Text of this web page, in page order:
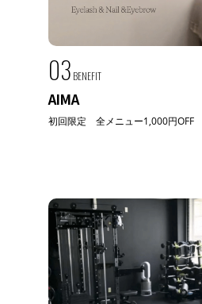
03 BENEFIT
AIMA
初回限定 全メニュー1,000円OFF